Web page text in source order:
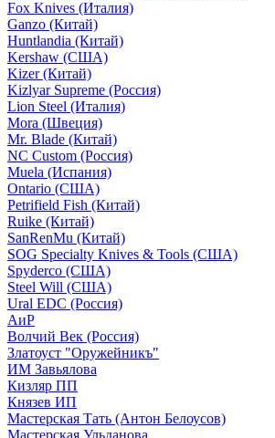
Fox Knives (Италия)
Ganzo (Китай)
Huntlandia (Китай)
Kershaw (США)
Kizer (Китай)
Kizlyar Supreme (Россия)
Lion Steel (Италия)
Mora (Швеция)
Mr. Blade (Китай)
NC Custom (Россия)
Muela (Испания)
Ontario (США)
Petrifield Fish (Китай)
Ruike (Китай)
SanRenMu (Китай)
SOG Specialty Knives & Tools (США)
Spyderco (США)
Steel Will (США)
Ural EDC (Россия)
АиР
Волчий Век (Россия)
Златоуст "Оружейникъ"
ИМ Завьялова
Кизляр ПП
Князев ИП
Мастерская Тать (Антон Белоусов)
Мастерская Ульданова